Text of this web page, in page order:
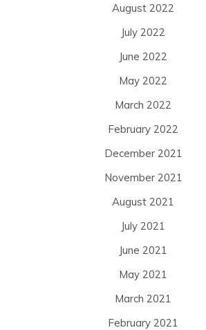
August 2022
July 2022
June 2022
May 2022
March 2022
February 2022
December 2021
November 2021
August 2021
July 2021
June 2021
May 2021
March 2021
February 2021